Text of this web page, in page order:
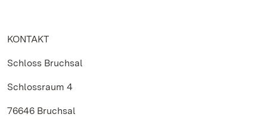
KONTAKT
Schloss Bruchsal
Schlossraum 4
76646 Bruchsal